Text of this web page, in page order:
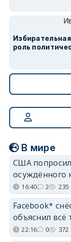
роль
В мире
США
осуждённого
16:40 2 235
Facebook*
объяснил всё
22:16 0 372